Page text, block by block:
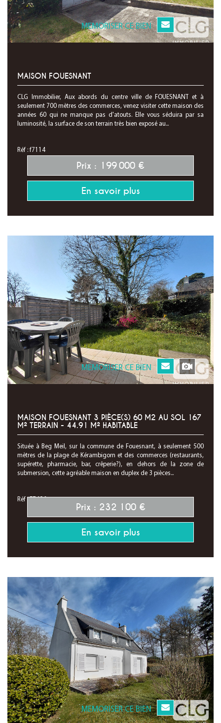
MEMORISER CE BIEN
MAISON FOUESNANT
CLG Immobilier, Aux abords du centre ville de FOUESNANT et à
seulement 700 mètres des commerces, venez visiter cette maison des
années 60 qui ne manque pas d'atouts. Elle vous séduira par sa
luminosité, la surface de son terrain très bien exposé au...
Réf : f7114
Prix : 199 000 €
En savoir plus
MEMORISER CE BIEN
MAISON FOUESNANT 3 PIÈCE(S) 60 M2 AU SOL 167
M² TERRAIN - 44.91 M² HABITABLE
Située à Beg Meil, sur la commune de Fouesnant, à seulement 500
mètres de la plage de Kérambigorn et des commerces (restaurants,
supérette, pharmacie, bar, crêperie?), en dehors de la zone de
submersion, cette agréable maison en duplex de 3 pièces...
Réf : F7496
Prix : 232 100 €
En savoir plus
MEMORISER CE BIEN